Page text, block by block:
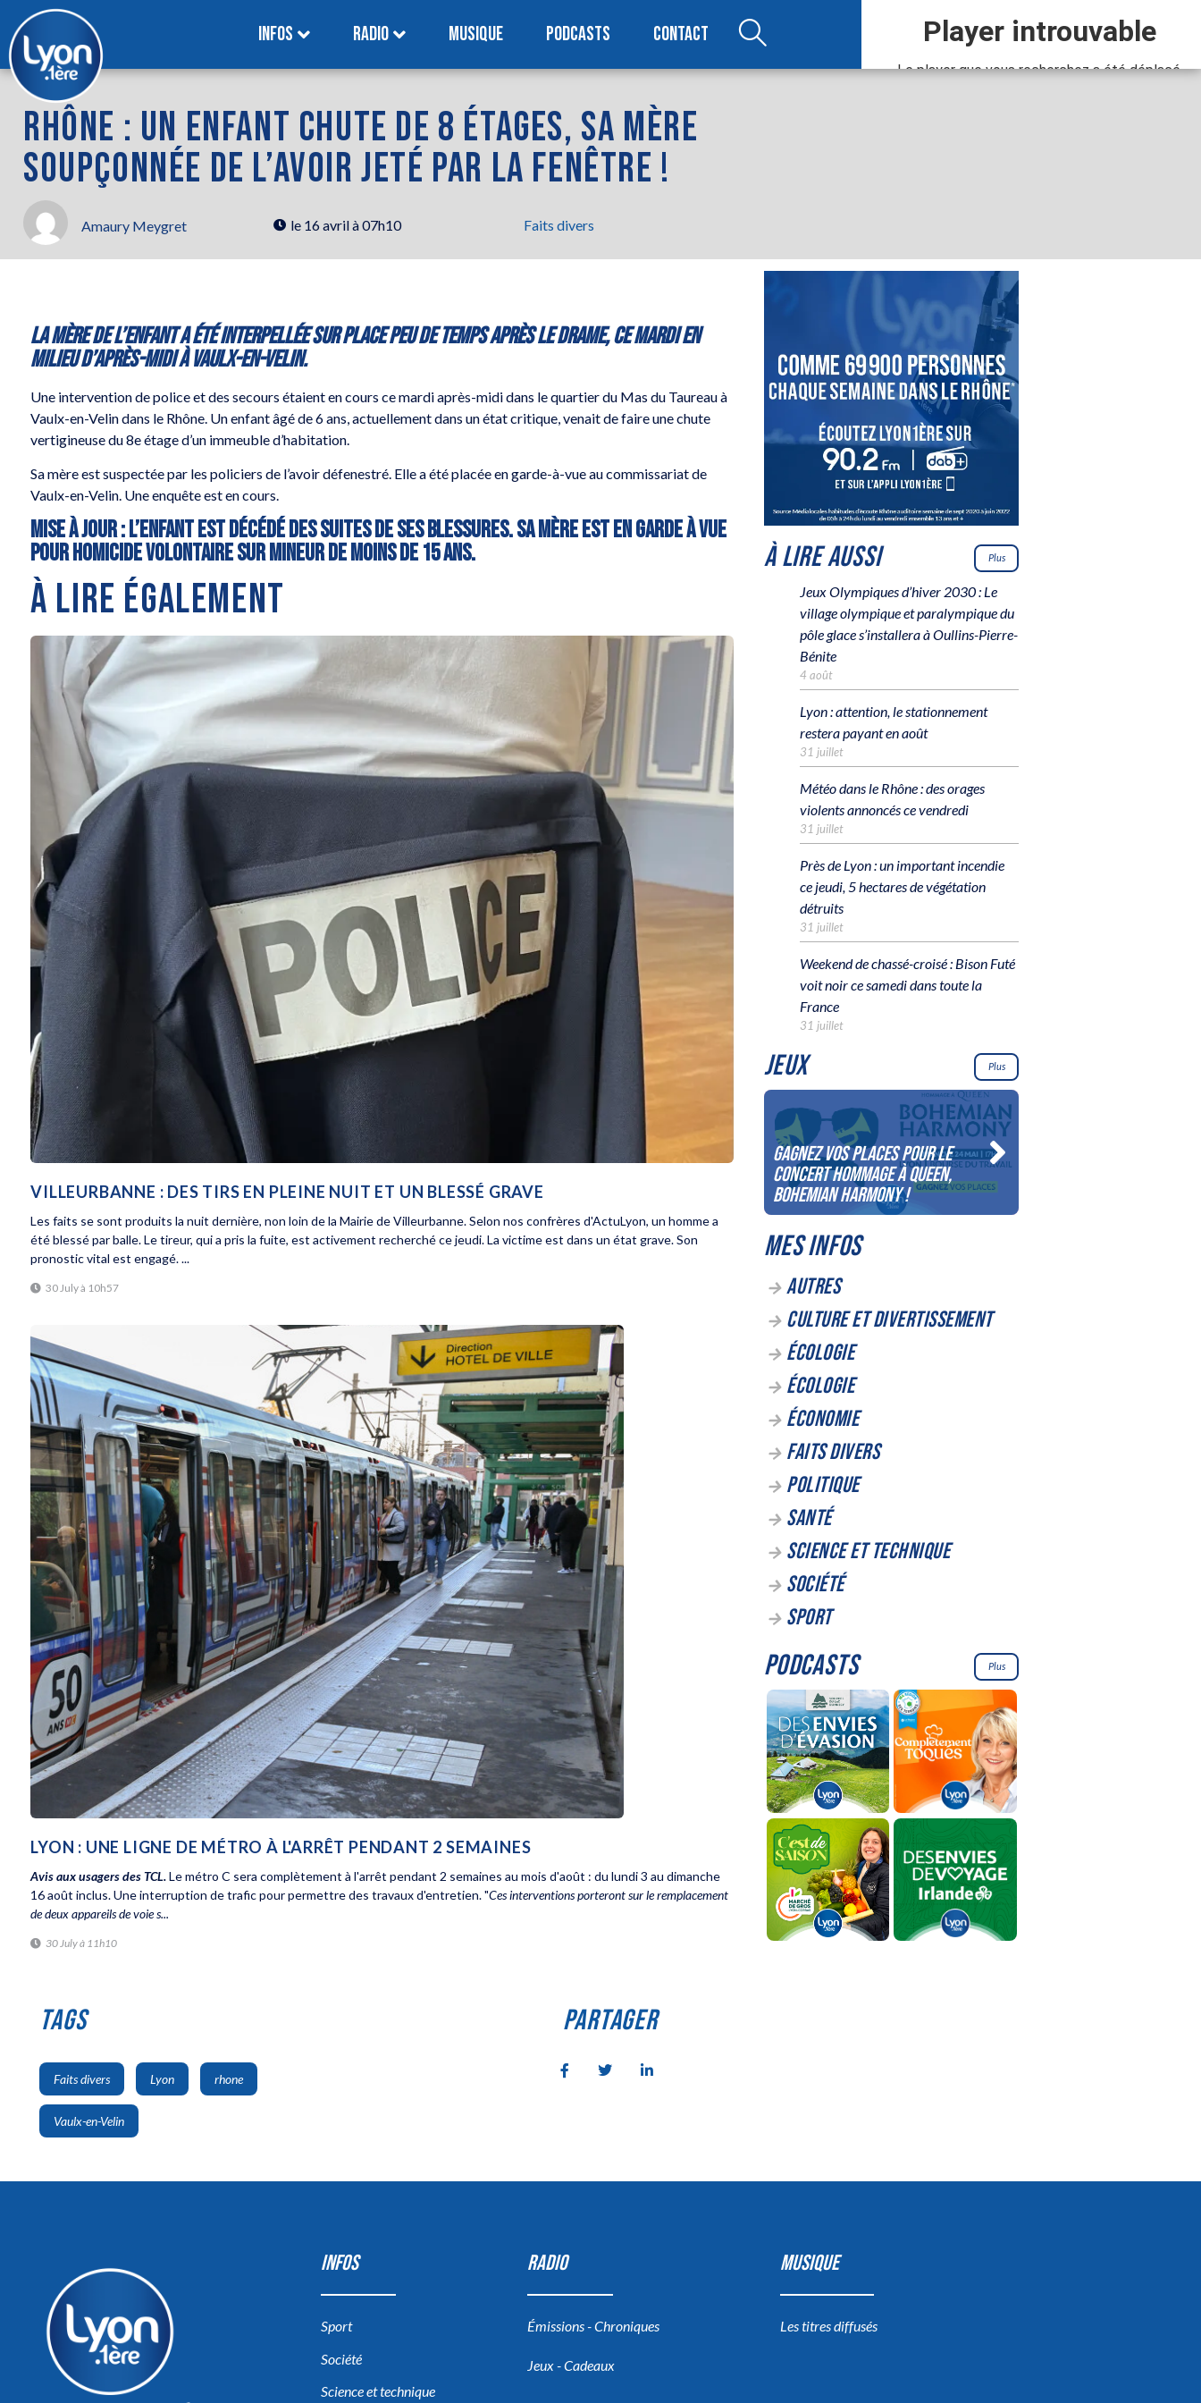
INFOS RADIO MUSIQUE PODCASTS CONTACT
RHÔNE : UN ENFANT CHUTE DE 8 ÉTAGES, SA MÈRE
SOUPÇONNÉE DE L’AVOIR JETÉ PAR LA FENÊTRE !
Amaury Meygret le 16 avril à 07h10 Faits divers
La mère de l’enfant a été interpellée sur place peu de temps après le drame, ce mardi en
milieu d’après-midi à Vaulx-en-Velin.
Une intervention de police et des secours étaient en cours ce mardi après-midi dans le quartier du Mas du Taureau à
Vaulx-en-Velin dans le Rhône. Un enfant âgé de 6 ans, actuellement dans un état critique, venait de faire une chute
vertigineuse du 8e étage d’un immeuble d’habitation.
Sa mère est suspectée par les policiers de l’avoir défenestré. Elle a été placée en garde-à-vue au commissariat de
Vaulx-en-Velin. Une enquête est en cours.
Mise à jour : l’enfant est décédé des suites de ses blessures. Sa mère est en garde à vue
pour homicide volontaire sur mineur de moins de 15 ans.
À LIRE ÉGALEMENT
VILLEURBANNE : DES TIRS EN PLEINE NUIT ET UN BLESSÉ GRAVE
Les faits se sont produits la nuit dernière, non loin de la Mairie de Villeurbanne. Selon nos confrères d'ActuLyon, un homme a
été blessé par balle. Le tireur, qui a pris la fuite, est activement recherché ce jeudi. La victime est dans un état grave. Son
pronostic vital est engagé. ...
30 July à 10h57
LYON : UNE LIGNE DE MÉTRO À L'ARRÊT PENDANT 2 SEMAINES
Avis aux usagers des TCL.Le métro C sera complètement à l'arrêt pendant 2 semaines au mois d'août : du lundi 3 au dimanche
16 août inclus. Une interruption de trafic pour permettre des travaux d'entretien. "Ces interventions porteront sur le remplacement
de deux appareils de voie s...
30 July à 11h10
TAGS
Faits divers
,
Lyon
,
rhone
Vaulx-en-Velin
PARTAGER
À LIRE AUSSI Plus
Jeux Olympiques d’hiver 2030 : Le
village olympique et paralympique du
pôle glace s’installera à Oullins-Pierre-
Bénite
4 août
Lyon : attention, le stationnement
restera payant en août
31 juillet
Météo dans le Rhône : des orages
violents annoncés ce vendredi
31 juillet
Près de Lyon : un important incendie
ce jeudi, 5 hectares de végétation
détruits
31 juillet
Weekend de chassé-croisé : Bison Futé
voit noir ce samedi dans toute la
France
31 juillet
JEUX Plus
Gagnez vos places pour le
concert Hommage à Queen,
Bohemian Harmony !
MES INFOS
AUTRES
CULTURE ET DIVERTISSEMENT
ÉCOLOGIE
ÉCOLOGIE
ÉCONOMIE
FAITS DIVERS
POLITIQUE
SANTÉ
SCIENCE ET TECHNIQUE
SOCIÉTÉ
SPORT
PODCASTS Plus
INFOS
Sport
Société
Science et technique
RADIO
Émissions - Chroniques
Jeux - Cadeaux
MUSIQUE
Les titres diffusés